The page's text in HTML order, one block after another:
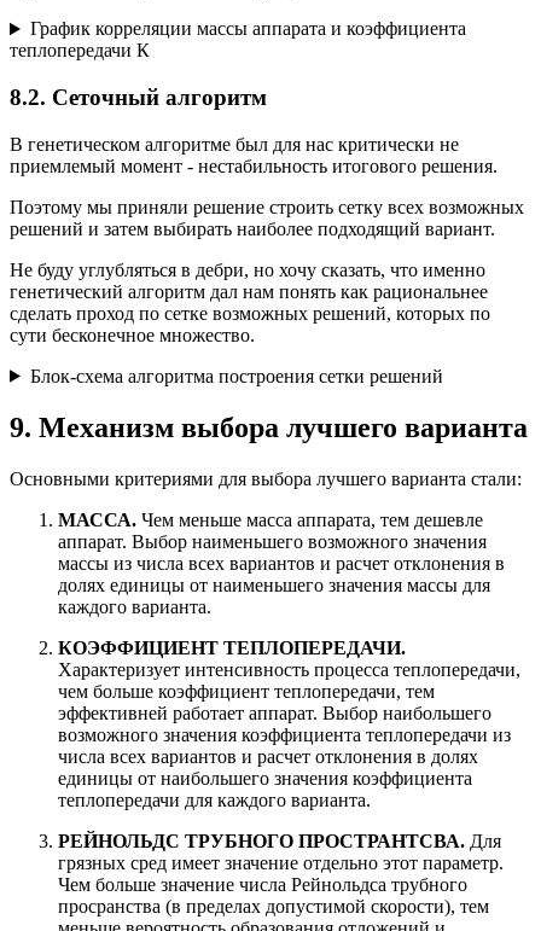
График корреляции массы аппарата и коэффициента
теплопередачи К
8.2. Сеточный алгоритм
В генетическом алгоритме был для нас критически не
приемлемый момент - нестабильность итогового решения.
Поэтому мы приняли решение строить сетку всех возможных
решений и затем выбирать наиболее подходящий вариант.
Не буду углубляться в дебри, но хочу сказать, что именно
генетический алгоритм дал нам понять как рациональнее
сделать проход по сетке возможных решений, которых по
сути бесконечное множество.
Блок-схема алгоритма построения сетки решений
9. Механизм выбора лучшего варианта
Основными критериями для выбора лучшего варианта стали:
МАССА. Чем меньше масса аппарата, тем дешевле
аппарат. Выбор наименьшего возможного значения
массы из числа всех вариантов и расчет отклонения в
долях единицы от наименьшего значения массы для
каждого варианта.
КОЭФФИЦИЕНТ ТЕПЛОПЕРЕДАЧИ.
Характеризует интенсивность процесса теплопередачи,
чем больше коэффициент теплопередачи, тем
эффективней работает аппарат. Выбор наибольшего
возможного значения коэффициента теплопередачи из
числа всех вариантов и расчет отклонения в долях
единицы от наибольшего значения коэффициента
теплопередачи для каждого варианта.
РЕЙНОЛЬДС ТРУБНОГО ПРОСТРАНТСВА. Для
грязных сред имеет значение отдельно этот параметр.
Чем больше значение числа Рейнольдса трубного
просранства (в пределах допустимой скорости), тем